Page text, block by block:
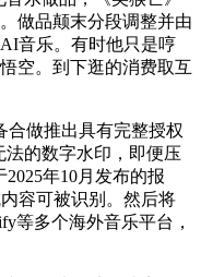
做品颠末分段调整并由
音乐。有时他只是哼
空。到下逛的消费取互
做推出具有完整授权
法的数字水印，即便压
2025年10月发布的报
容可被识别。然后将
等多个海外音乐平台，